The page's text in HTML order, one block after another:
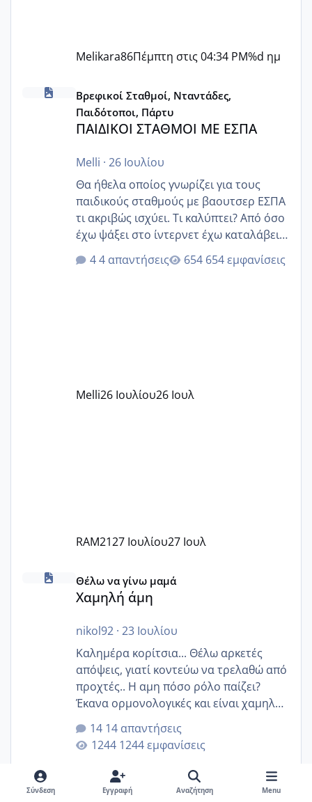
Melikara86Πέμπτη στις 04:34 PM%d ημ
ΠΑΙΔΙΚΟΙ ΣΤΑΘΜΟΙ ΜΕ ΕΣΠΑ
Βρεφικοί Σταθμοί, Νταντάδες,
Παιδότοποι, Πάρτυ
ΠΑΙΔΙΚΟΙ ΣΤΑΘΜΟΙ ΜΕ ΕΣΠΑ
Melli · 26 Ιουλίου
Θα ήθελα οποίος γνωρίζει για τους
παιδικούς σταθμούς με βαουτσερ ΕΣΠΑ
τι ακριβώς ισχύει. Τι καλύπτει? Από όσο
έχω ψάξει στο ίντερνετ έχω καταλάβει
ότι το βαουτσερ καλύπτει όλα τα
δίδακτρα και τα τροφεια του ιδιωτικού
Εγώ πήγα σε έναν ιδιωτικό παιδικό στ
4 απαντήσεις 654 εμφανίσεις
Melli26 Ιουλίου26 Ιουλ
RAM2127 Ιουλίου27 Ιουλ
Χαμηλή άμη
Θέλω να γίνω μαμά
Χαμηλή άμη
nikol92· 23 Ιουλίου
Καλημέρα κορίτσια... Θέλω αρκετές
απόψεις, γιατί κοντεύω να τρελαθώ από
προχτές.. Η αμη πόσο ρόλο παίζει?
Έκανα ορμονολογικές και είναι χαμηλή
για την ηλικία μου.. Είχα ήδη μια
εγκυμοσύνη, που έπρεπε να τερματιστεί
στην 27η εβδομάδα και προσπαθώ 7
μήνες ήδη και αρχίζω να αγχώνομαι με
το 1,18... Είμαι 33.. Κάποια που να έμεινε
14 απαντήσεις
1244 εμφανίσεις
Σύνδεση Εγγραφή Αναζήτηση Menu